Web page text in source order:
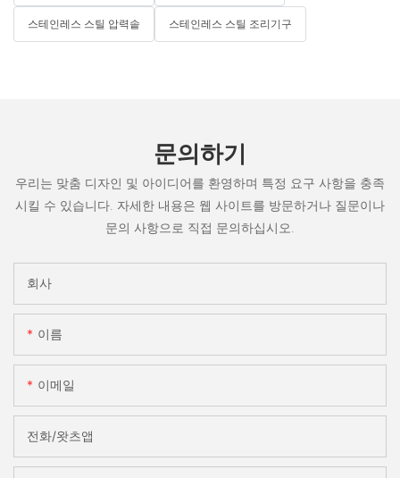
스테인레스 스틸 압력솥 스테인레스 스틸 조리기구
문의하기
우리는 맞춤 디자인 및 아이디어를 환영하며 특정 요구 사항을 충족
시킬 수 있습니다. 자세한 내용은 웹 사이트를 방문하거나 질문이나
문의 사항으로 직접 문의하십시오.
회사
이름
이메일
전화/왓츠앱